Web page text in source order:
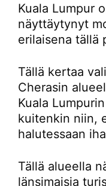
Kuala Lumpur
näyttäytynyt
erilaisena tällä
Tällä kertaa
Cherasin
Kuala
kuitenkin niin,
halutessaan
Tällä alueella
länsimaisia